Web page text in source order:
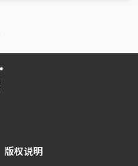
版权说明